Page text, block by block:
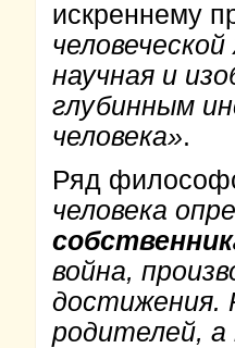
искреннему
научная и
глубинным
человека».
Ряд
человека
война,
достижения.
родителей,